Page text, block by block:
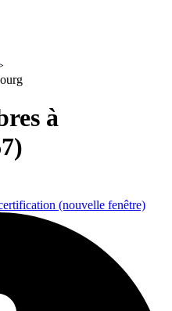
à
(nouvelle fenêtre)